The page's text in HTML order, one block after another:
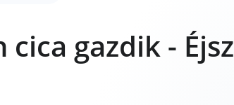
cica gazdik -